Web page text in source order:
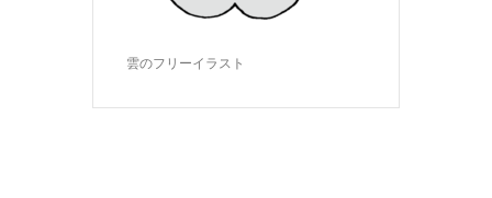
雲のフリーイラスト